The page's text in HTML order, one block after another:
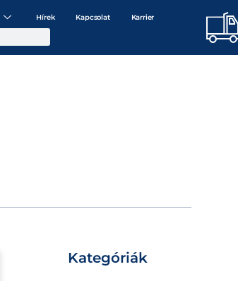
Hírek Kapcsolat Karrier
Kategóriák